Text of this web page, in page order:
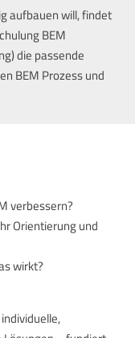
aufbauen will, findet
BEM
die passende
BEM Prozess und
verbessern?
Orientierung und
wirkt?